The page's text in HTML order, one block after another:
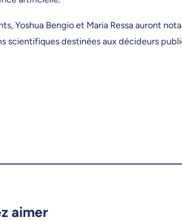
Yoshua Bengio et Maria Ressa auront
scientifiques destinées aux décideurs
aimer